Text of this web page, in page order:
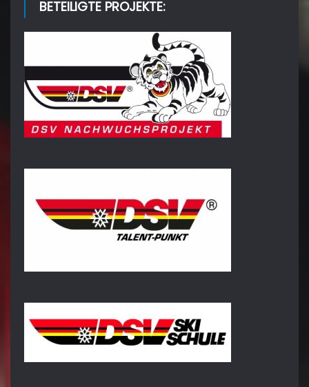
BETEILIGTE PROJEKTE: